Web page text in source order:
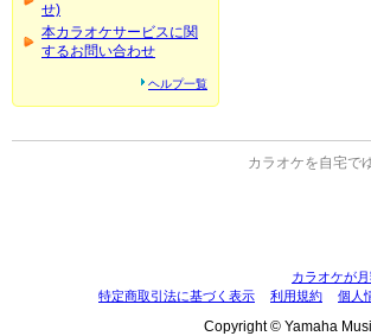
せ)
本カラオケサービスに関
するお問い合わせ
ヘルプ一覧
カラオケを自宅で
カラオケが
特定商取引法に基づく表示
利用規約 個人
Copyright © Yamaha